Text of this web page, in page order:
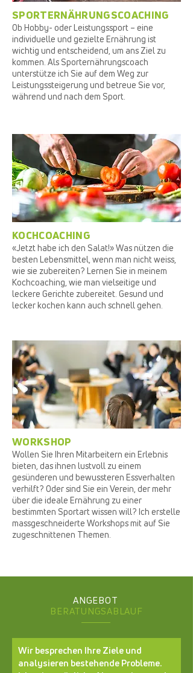
SPORTERNÄHRUNGSCOACHING
Ob Hobby- oder Leistungssport – eine
individuelle und gezielte Ernährung ist
wichtig und entscheidend, um ans Ziel zu
kommen. Als Sporternährungscoach
unterstütze ich Sie auf dem Weg zur
Leistungssteigerung und betreue Sie vor,
während und nach dem Sport.
KOCHCOACHING
«Jetzt habe ich den Salat!» Was nützen die
besten Lebensmittel, wenn man nicht weiss,
wie sie zubereiten? Lernen Sie in meinem
Kochcoaching, wie man vielseitige und
leckere Gerichte zubereitet. Gesund und
lecker kochen kann auch schnell gehen.
WORKSHOP
Wollen Sie Ihren Mitarbeitern ein Erlebnis
bieten, das ihnen lustvoll zu einem
gesünderen und bewussteren Essverhalten
verhilft? Oder sind Sie ein Verein, der mehr
über die ideale Ernährung zu einer
bestimmten Sportart wissen will? Ich erstelle
massgeschneiderte Workshops mit auf Sie
zugeschnittenen Themen.
ANGEBOT
BERATUNGSABLAUF
Wir besprechen Ihre Ziele und
analysieren bestehende Probleme.